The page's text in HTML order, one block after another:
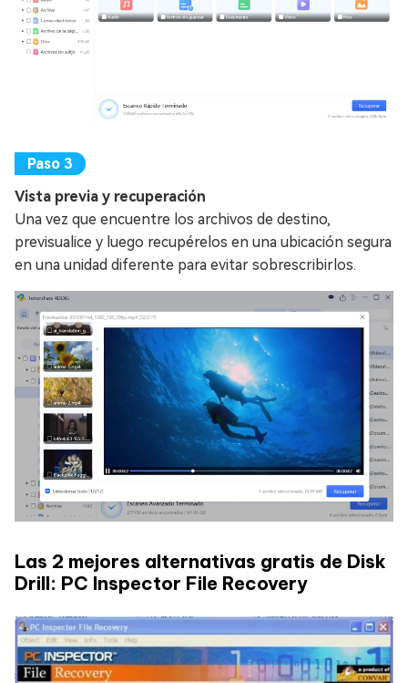
Vista previa y recuperación
Una vez que encuentre los archivos de destino,
previsualice y luego recupérelos en una ubicación segura
en una unidad diferente para evitar sobrescribirlos.
Las 2 mejores alternativas gratis de Disk
Drill: PC Inspector File Recovery